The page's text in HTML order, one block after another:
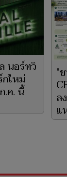
นอร์ทวิ
ใหม่
.ค. นี้
"
ล
แ
ย